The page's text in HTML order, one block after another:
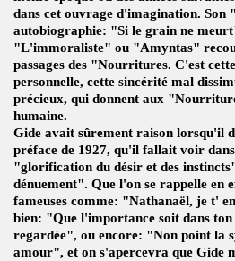
dans cet ouvrage d'imagination. Son
autobiographie: "Si le grain ne
"L'immoraliste" ou "Amyntas"
passages des "Nourritures. C'est
personnelle, cette sincérité mal
précieux, qui donnent aux
humaine.
Gide avait sûrement raison lorsqu'il
préface de 1927, qu'il fallait voir
"glorification du désir et des
dénuement". Que l'on se rappelle en
fameuses comme: "Nathanaël, je t'
bien: "Que l'importance soit dans ton
regardée", ou encore: "Non point la
amour", et on s'apercevra que Gide